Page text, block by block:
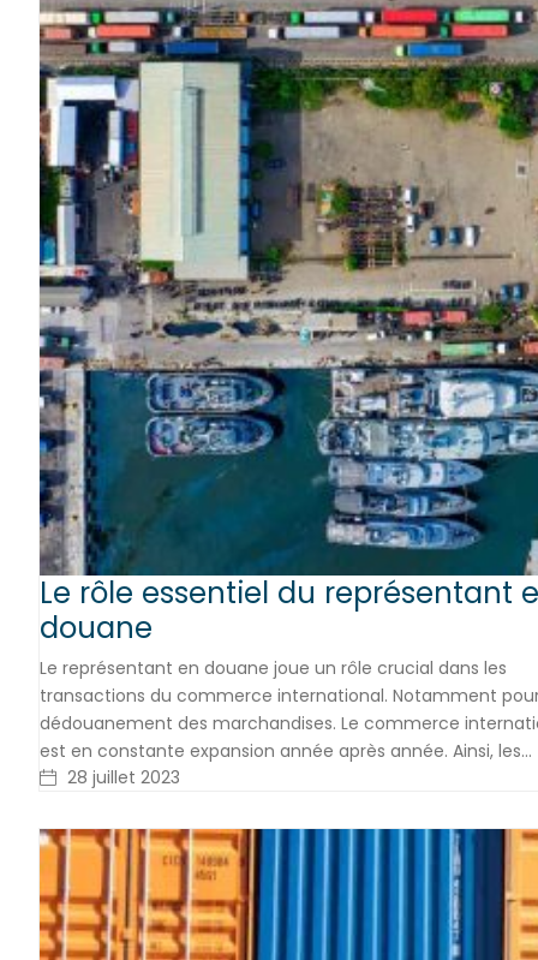
Le rôle essentiel du représentant
douane
Le représentant en douane joue un rôle crucial dans les
transactions du commerce international. Notamment
dédouanement des marchandises. Le commerce
est en constante expansion année après année. Ainsi, les…
28 juillet 2023